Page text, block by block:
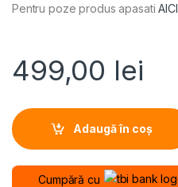
Pentru poze produs apasatiAICI
499,00 lei
Adaugă în coș
Cumpără cu